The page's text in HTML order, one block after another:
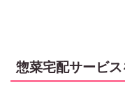
惣菜宅配サービ